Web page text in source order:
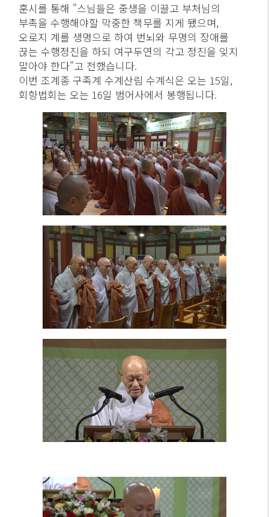
훈시를 통해 "스님들은 중생을 이끌고 부처님의
부촉을 수행해야할 막중한 책무를 지게 됐으며,
오로지 계를 생명으로 하여 번뇌와 무명의 장애를
끊는 수행정진을 하되 여구두연의 각고 정진을 잊지
말아야 한다"고 전했습니다.
이번 조계종 구족계 수계산림 수계식은 오는 15일,
회향법회는 오는 16일 범어사에서 봉행됩니다.